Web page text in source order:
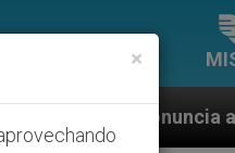
ante caso de
×